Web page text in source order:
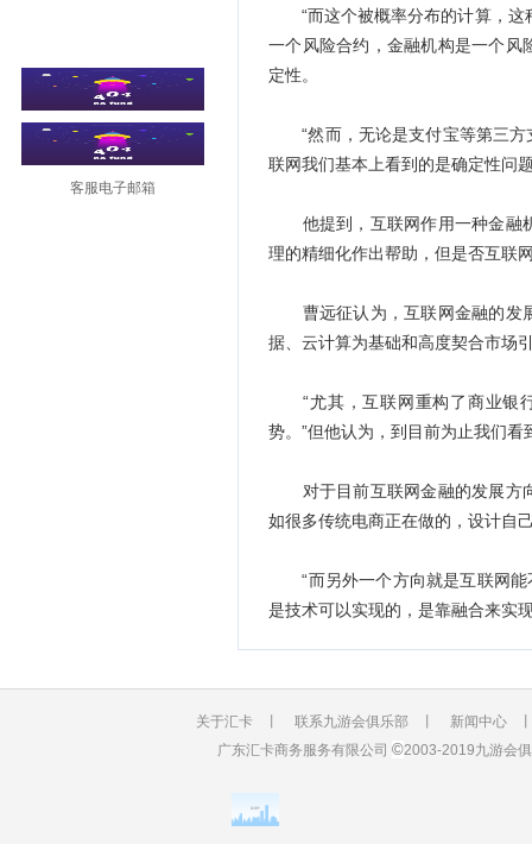
客服电子邮箱
“而这个被概率分布的计算，这
一个风险合约，金融机构是一个风
定性。
“然而，无论是支付宝等第三方
联网我们基本上看到的是确定性问
他提到，互联网作用一种金融机
理的精细化作出帮助，但是否互联
曹远征认为，互联网金融的发展
据、云计算为基础和高度契合市场
“尤其，互联网重构了商业银行
势。”但他认为，到目前为止我们
对于目前互联网金融的发展方向
如很多传统电商正在做的，设计自
“而另外一个方向就是互联网能
是技术可以实现的，是靠融合来实
关于汇卡 联系九游会俱乐部 新闻中心
广东汇卡商务服务有限公司 ©2003-2019九游会